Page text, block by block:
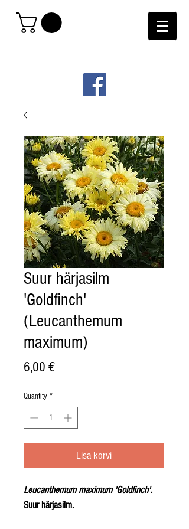
Suur härjasilm
'Goldfinch'
(Leucanthemum
maximum)
6,00 €Price
Quantity *
Lisa korvi
Leucanthemum maximum 'Goldfinch'.
Suur härjasilm.